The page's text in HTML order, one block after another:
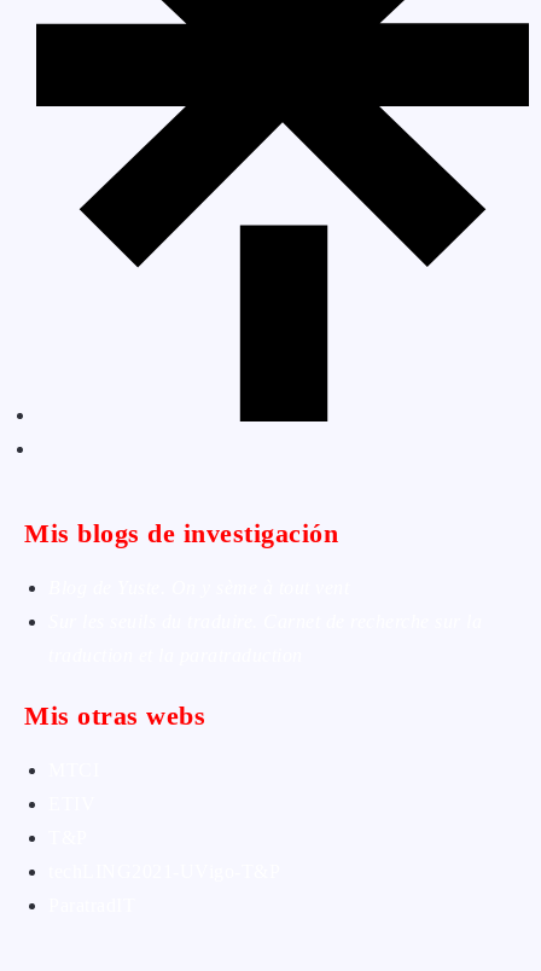
Mis blogs de investigación
Mis otras webs